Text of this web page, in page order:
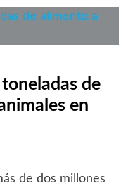
de
en
de dos millones